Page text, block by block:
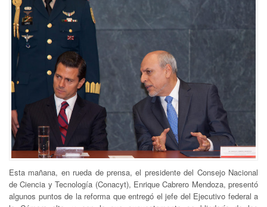
Esta mañana, en rueda de prensa, el presidente del Consejo Nacional
de Ciencia y Tecnología (Conacyt), Enrique Cabrero Mendoza, presentó
algunos puntos de la reforma que entregó el jefe del Ejecutivo federal a